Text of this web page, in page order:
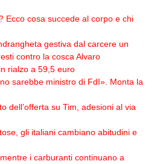
Ecco cosa succede al corpo e chi
gestiva dal carcere un
contro la cosca Alvaro
rialzo a 59,5 euro
sarebbe ministro di FdI». Monta la
dell’offerta su Tim, adesioni al via
gli italiani cambiano abitudini e
i carburanti continuano a